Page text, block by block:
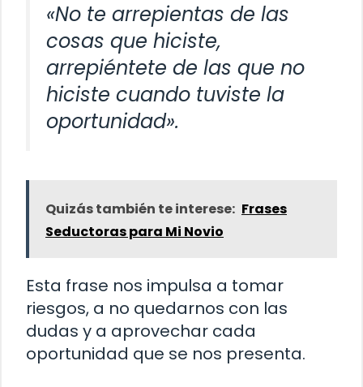
«No te arrepientas de las
cosas que hiciste,
arrepiéntete de las que no
hiciste cuando tuviste la
oportunidad».
Quizás también te interese: Frases
Seductoras para Mi Novio
Esta frase nos impulsa a tomar
riesgos, a no quedarnos con las
dudas y a aprovechar cada
oportunidad que se nos presenta.